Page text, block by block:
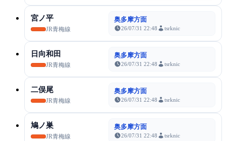
宮ノ平
JR青梅線
奥多摩方面
26/07/31 22:48 tsrknic
日向和田
JR青梅線
奥多摩方面
26/07/31 22:48 tsrknic
二俣尾
JR青梅線
奥多摩方面
26/07/31 22:48 tsrknic
鳩ノ巣
JR青梅線
奥多摩方面
26/07/31 22:48 tsrknic